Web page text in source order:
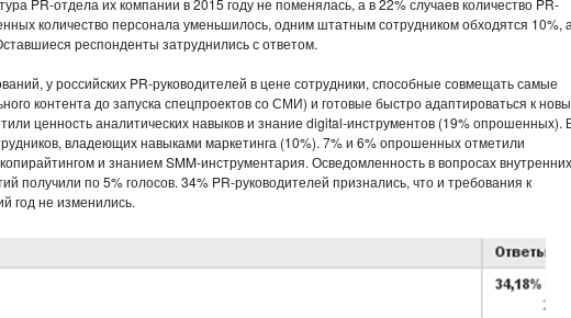
PR-отдела их компании в 2015 году не поменялась, а в 22% случаев количество PR-
количество персонала уменьшилось, одним штатным сотрудником обходятся 10%, а
респонденты затруднились с ответом.
у российских PR-руководителей в цене сотрудники, способные совмещать самые
контента до запуска спецпроектов со СМИ) и готовые быстро адаптироваться к
ценность аналитических навыков и знание digital-инструментов (19% опрошенных).
владеющих навыками маркетинга (10%). 7% и 6% опрошенных отметили
и знанием SMM-инструментария. Осведомленность в вопросах внутренних
получили по 5% голосов. 34% PR-руководителей признались, что и требования к
год не изменились.